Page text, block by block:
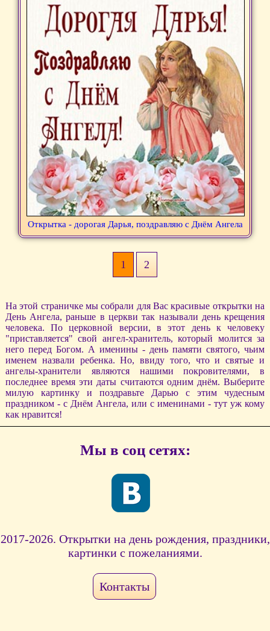
Открытка - дорогая Дарья, поздравляю с Днём Ангела
1 2
На этой страничке мы собрали для Вас красивые открытки на
День Ангела, раньше в церкви так называли день крещения
человека. По церковной версии, в этот день к человеку
"приставляется" свой ангел-хранитель, который молится за
него перед Богом. А именины - день памяти святого, чьим
именем назвали ребенка. Но, ввиду того, что и святые и
ангелы-хранители являются нашими покровителями, в
последнее время эти даты считаются одним днём. Выберите
милую картинку и поздравьте Дарью с этим чудесным
праздником - с Днём Ангела, или с именинами - тут уж кому
как нравится!
Мы в соц сетях:
2017-2026. Открытки на день рождения, праздники,
картинки с пожеланиями.
Контакты